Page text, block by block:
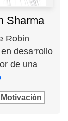
Sharma
Robin
desarrollo
de una
Motivación